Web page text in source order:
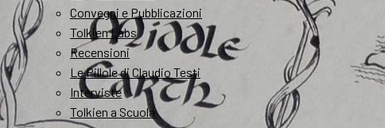
Convegni e Pubblicazioni
Tolkien Labs
Recensioni
Le Pillole di Claudio Testi
Interviste
Tolkien a Scuola